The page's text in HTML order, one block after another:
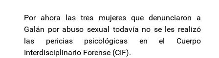
Por ahora las tres mujeres que denunciaron a
Galán por abuso sexual todavía no se les realizó
las pericias psicológicas en el Cuerpo
Interdisciplinario Forense (CIF).